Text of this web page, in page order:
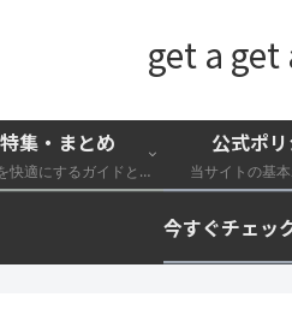
get a get
特集・まとめ
外遊びを快適にするガイドと特集一覧
公式ポ
当サイトの基